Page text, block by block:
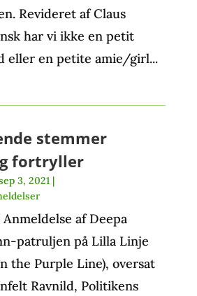
Revideret af Claus
har vi ikke en petit
eller en petite amie/girl...
stemmer
fortryller
3, 2021|
af Deepa
patruljen på Lilla Linje
the Purple Line), oversat
Ravnild, Politikens